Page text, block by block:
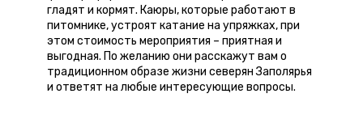
гладят и кормят. Каюры, которые работают в
питомнике, устроят катание на упряжках, при
этом стоимость мероприятия – приятная и
выгодная. По желанию они расскажут вам о
традиционном образе жизни северян Заполярья
и ответят на любые интересующие вопросы.